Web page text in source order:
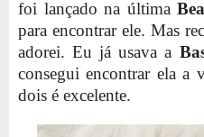
foi lançado na última
para encontrar ele. Mas
adorei. Eu já usava a
consegui encontrar ela a
dois é excelente.